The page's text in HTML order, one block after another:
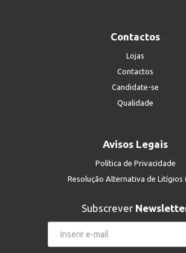
Contactos
Lojas
Contactos
Candidate-se
Qualidade
Avisos Legais
Política de Privacidade
Resolução Alternativa de Litígios
Subscrever